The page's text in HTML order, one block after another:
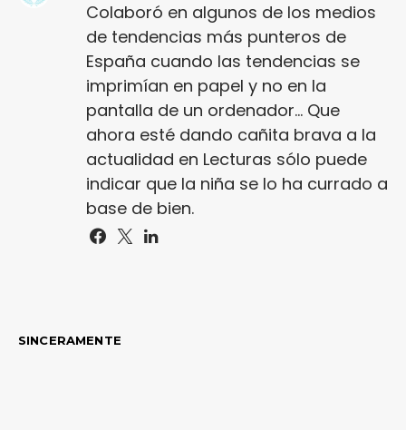
Colaboró en algunos de los medios
de tendencias más punteros de
España cuando las tendencias se
imprimían en papel y no en la
pantalla de un ordenador... Que
ahora esté dando cañita brava a la
actualidad en Lecturas sólo puede
indicar que la niña se lo ha currado a
base de bien.
SINCERAMENTE